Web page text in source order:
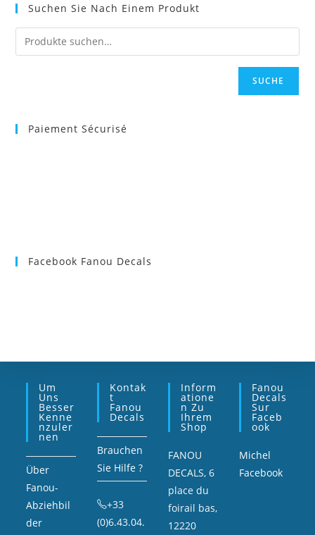
Suchen Sie Nach Einem Produkt
SUCHE
Paiement Sécurisé
Facebook Fanou Decals
Um
Uns
Besser
Kenne
Nzuler
Nen
Über
Fanou-
Abziehbil
der
Kontak
T
Fanou
Decals
Brauchen
Sie Hilfe ?
+33
(0)6.43.04.
Inform
Atione
N Zu
Ihrem
Shop
FANOU
DECALS, 6
place du
foirail bas,
12220
Fanou
Decals
Sur
Faceb
Ook
Michel
Facebook